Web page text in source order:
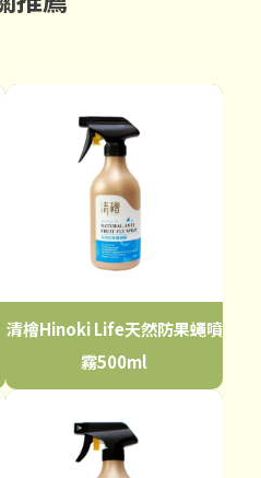
清檜Hinoki Life天然防果蠅噴
霧500ml